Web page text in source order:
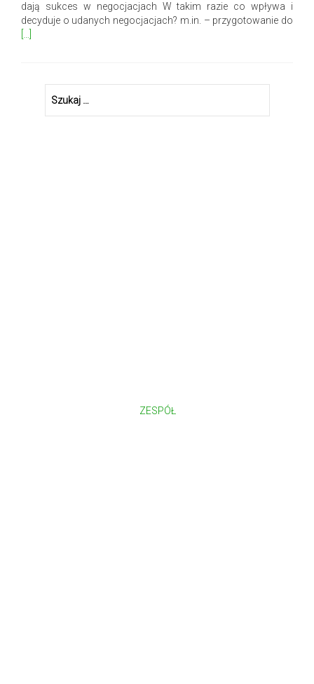
dają sukces w negocjacjach W takim razie co wpływa i
decyduje o udanych negocjacjach? m.in. – przygotowanie do
ZESPÓŁ